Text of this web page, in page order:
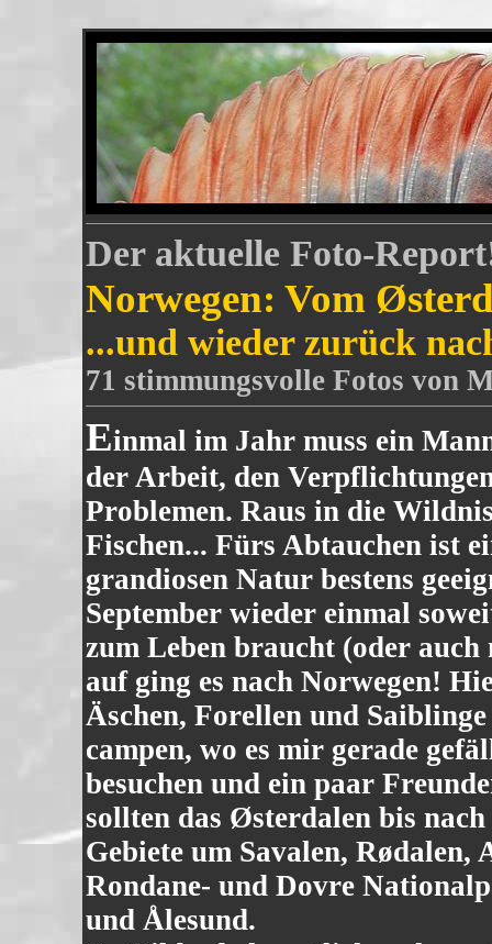
Der aktuelle Foto-
Norwegen: Vom
...und wieder zurück
71 stimmungsvolle Fotos von
Einmal im Jahr muss ein
der Arbeit, den
Problemen. Raus in die
Fischen... Fürs Abtauchen ist
grandiosen Natur bestens
September wieder einmal
zum Leben braucht (oder
auf ging es nach Norwegen!
Äschen, Forellen und
campen, wo es mir gerade
besuchen und ein paar
sollten das Østerdalen bis
Gebiete um Savalen,
Rondane- und Dovre
und Ålesund.